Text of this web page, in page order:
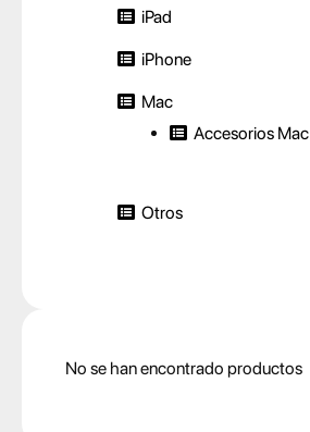
iPad
iPhone
Mac
Accesorios Mac
Otros
No se han encontrado productos